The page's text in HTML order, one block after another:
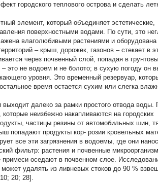
городского теплового острова и сделать
элемент, который объединяет эстетические,
поверхностными водами. По сути, это
влаголюбивыми растениями и оборудована
– крыш, дорожек, газонов – стекает в
через почвенный слой, попадая в
это не водоем и не болото; в сухую погоду он
уровня. Это временный резервуар,
время остается сухим или слегка
далеко за рамки простого отвода воды.
неизбежно накапливаются на городских
частицы резины от автомобильных шин,
попадают продукты кор- розии кровельных
все эти загрязнения в водоемы, где они
фильтр: растения и почвенные
оседают в почвенном слое.
удалять из ливневых стоков до 90 %
20; 28].